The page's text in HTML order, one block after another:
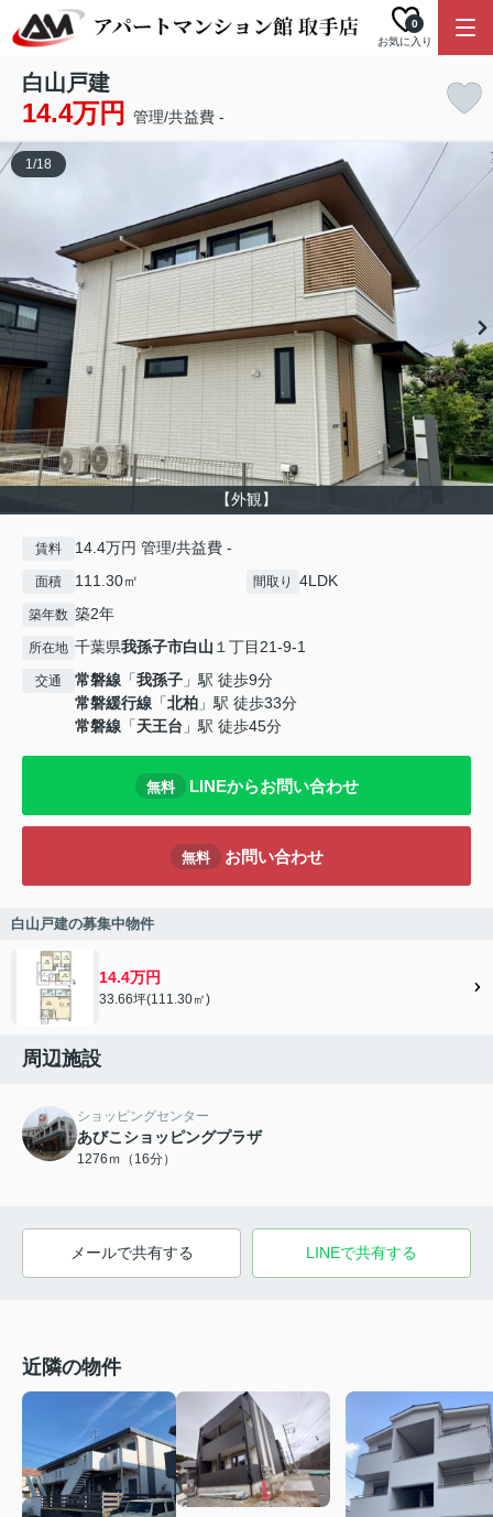
お気に入り
0
白山戸建
14.4万円 管理/共益費 -
【外観】
1/18
賃料 14.4万円 管理/共益費 -
面積 111.30㎡ 間取り 4LDK
築年数 築2年
所在地 千葉県我孫子市白山 １丁目21-9-1
交通 常磐線 「我孫子 」駅 徒歩9分
常磐緩行線 「北柏 」駅 徒歩33分
常磐線 「天王台 」駅 徒歩45分
無料 LINEからお問い合わせ
無料 お問い合わせ
白山戸建の募集中物件
14.4万円
33.66坪(111.30㎡)
周辺施設
ショッピングセンター
あびこショッピングプラザ
1276ｍ（16分）
メールで共有する LINEで共有する
近隣の物件